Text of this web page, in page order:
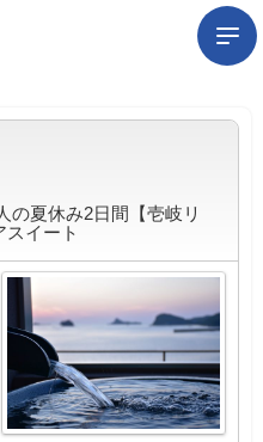
の夏休み2日間【壱岐リ
スイート